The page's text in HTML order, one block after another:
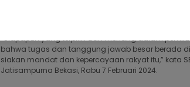
“Siapapun yang terpilih dan menang dalam
bahwa tugas dan tanggung jawab besar berada
siakan mandat dan kepercayaan rakyat itu,” kata
Jatisampurna Bekasi, Rabu 7 Februari 2024.